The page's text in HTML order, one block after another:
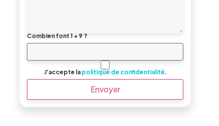
Combien font 1 + 9 ?
J'accepte la politique de confidentialité.
Envoyer